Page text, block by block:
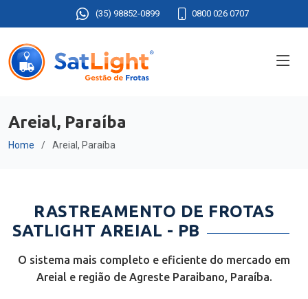
(35) 98852-0899 0800 026 0707
Areial, Paraíba
Home Areial, Paraíba
RASTREAMENTO DE FROTAS
SATLIGHT AREIAL - PB
O sistema mais completo e eficiente do mercado em
Areial e região de Agreste Paraibano, Paraíba.